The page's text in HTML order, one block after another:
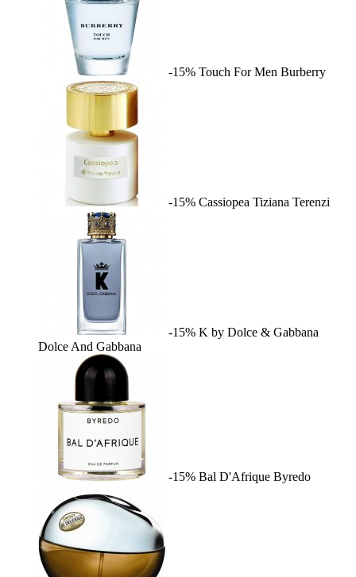
-15% Touch For Men Burberry
-15% Cassiopea Tiziana Terenzi
-15% K by Dolce & Gabbana
Dolce And Gabbana
-15% Bal D'Afrique Byredo